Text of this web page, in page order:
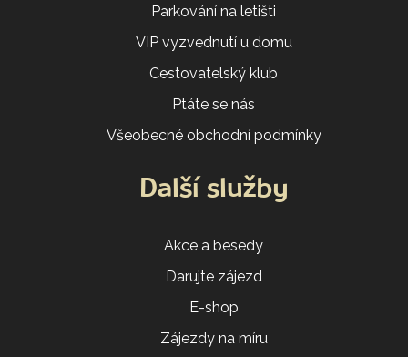
Parkování na letišti
VIP vyzvednutí u domu
Cestovatelský klub
Ptáte se nás
Všeobecné obchodní podmínky
Další služby
Akce a besedy
Darujte zájezd
E-shop
Zájezdy na míru